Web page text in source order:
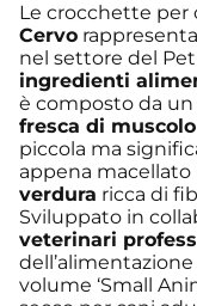
Le crocchette per
Cervo
nel settore del
ingredienti
è composto da
fresca di muscolo
piccola ma
appena macellato
verdura ricca di
Sviluppato in
veterinari
volume ‘Small